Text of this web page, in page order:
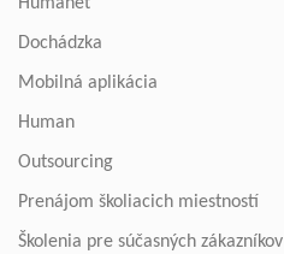
Humanet
Dochádzka
Mobilná aplikácia
Human
Outsourcing
Prenájom školiacich miestností
Školenia pre súčasných zákazníkov